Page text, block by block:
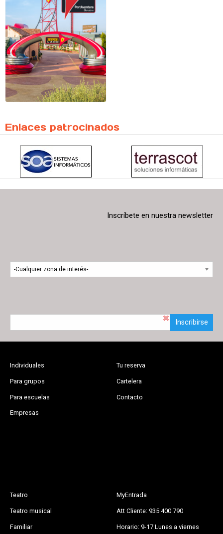
Enlaces patrocinados
Inscríbete en nuestra newsletter
Inscribirse
Individuales
Para grupos
Para escuelas
Empresas
Tu reserva
Cartelera
Contacto
Teatro
Teatro musical
Familiar
MyEntrada
Att Cliente: 935 400 790
Horario: 9-17 Lunes a viernes